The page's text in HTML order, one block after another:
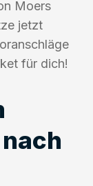
Moers
jetzt
für dich!